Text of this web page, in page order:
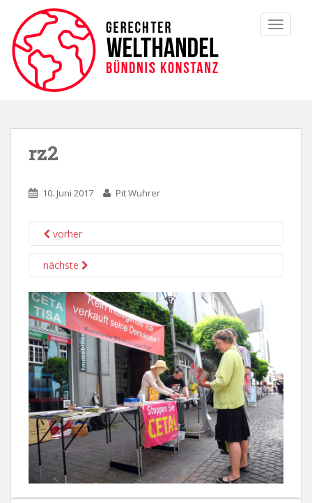
rz2
10. Juni 2017 Pit Wuhrer
vorher
nächste